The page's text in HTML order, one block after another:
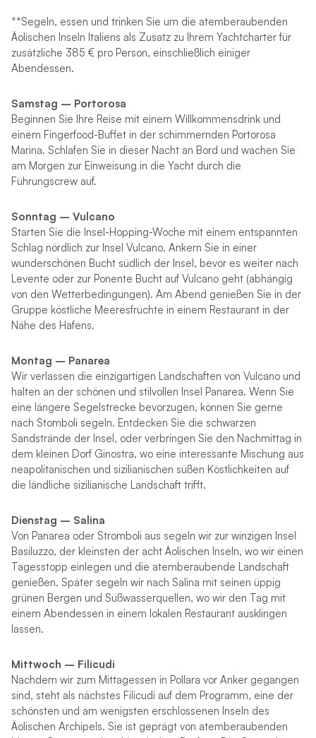
**Segeln, essen und trinken Sie um die atemberaubenden
Äolischen Inseln Italiens als Zusatz zu Ihrem Yachtcharter für
zusätzliche 385 € pro Person, einschließlich einiger
Abendessen.
Samstag – Portorosa
Beginnen Sie Ihre Reise mit einem Willkommensdrink und
einem Fingerfood-Buffet in der schimmernden Portorosa
Marina. Schlafen Sie in dieser Nacht an Bord und wachen Sie
am Morgen zur Einweisung in die Yacht durch die
Führungscrew auf.
Sonntag – Vulcano
Starten Sie die Insel-Hopping-Woche mit einem entspannten
Schlag nördlich zur Insel Vulcano. Ankern Sie in einer
wunderschönen Bucht südlich der Insel, bevor es weiter nach
Levente oder zur Ponente Bucht auf Vulcano geht (abhängig
von den Wetterbedingungen). Am Abend genießen Sie in der
Gruppe köstliche Meeresfrüchte in einem Restaurant in der
Nähe des Hafens.
Montag – Panarea
Wir verlassen die einzigartigen Landschaften von Vulcano und
halten an der schönen und stilvollen Insel Panarea. Wenn Sie
eine längere Segelstrecke bevorzugen, können Sie gerne
nach Stomboli segeln. Entdecken Sie die schwarzen
Sandstrände der Insel, oder verbringen Sie den Nachmittag in
dem kleinen Dorf Ginostra, wo eine interessante Mischung aus
neapolitanischen und sizilianischen süßen Köstlichkeiten auf
die ländliche sizilianische Landschaft trifft.
Dienstag – Salina
Von Panarea oder Stromboli aus segeln wir zur winzigen Insel
Basiluzzo, der kleinsten der acht Äolischen Inseln, wo wir einen
Tagesstopp einlegen und die atemberaubende Landschaft
genießen. Später segeln wir nach Salina mit seinen üppig
grünen Bergen und Süßwasserquellen, wo wir den Tag mit
einem Abendessen in einem lokalen Restaurant ausklingen
lassen.
Mittwoch – Filicudi
Nachdem wir zum Mittagessen in Pollara vor Anker gegangen
sind, steht als nächstes Filicudi auf dem Programm, eine der
schönsten und am wenigsten erschlossenen Inseln des
Äolischen Archipels. Sie ist geprägt von atemberaubenden